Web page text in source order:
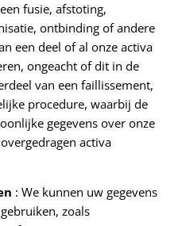
​​fusie, afstoting,
ontbinding of andere
een deel of al onze activa
ongeacht of dit in de
van een faillissement,
procedure, waarbij de
gegevens over onze
activa
: We kunnen uw gegevens
zoals